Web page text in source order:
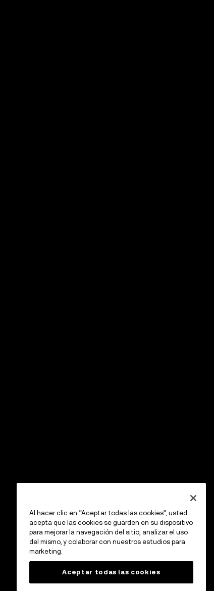
Al hacer clic en “Aceptar todas las cookies”, usted
acepta que las cookies se guarden en su dispositivo
para mejorar la navegación del sitio, analizar el uso
del mismo, y colaborar con nuestros estudios para
marketing.
Aceptar todas las cookies